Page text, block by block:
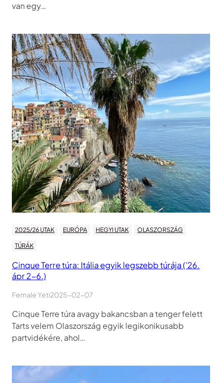
van egy…
2025/26 UTAK EURÓPA HEGYI UTAK OLASZORSZÁG
TÚRÁK
Cinque Terre túra: Itália egyik legszebb túrája (’26.
ápr 2-6.)
Female Yeti2025-02-07
Cinque Terre túra avagy bakancsban a tenger felett
Tarts velem Olaszország egyik legikonikusabb
partvidékére, ahol…